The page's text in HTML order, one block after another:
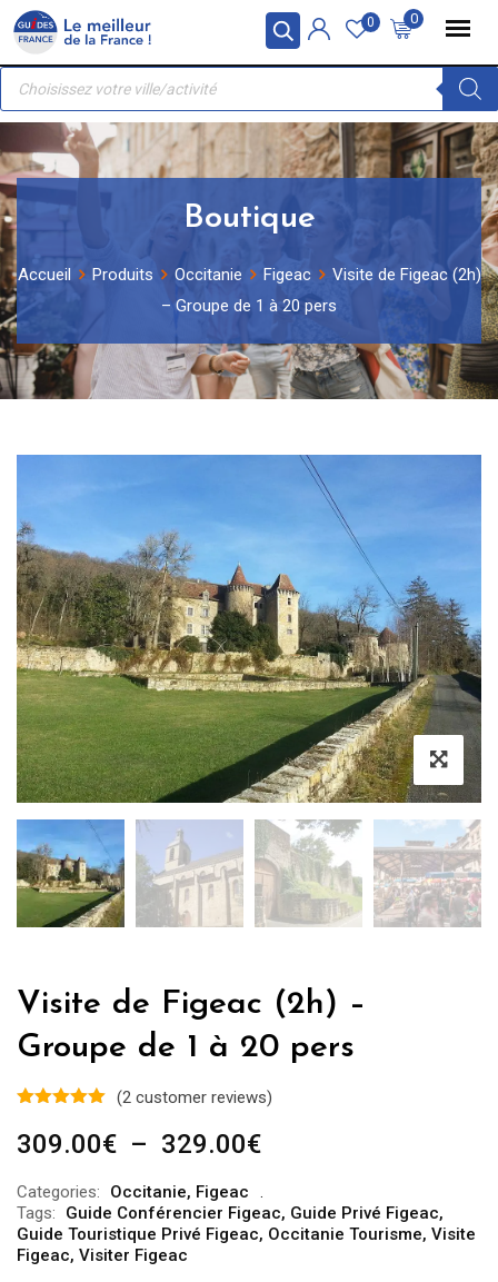
Panneau de gestion des cookies
Skip
content
0
0
Recherche
produits
Boutique
Accueil Produits Occitanie Figeac
Visite de Figeac (2h)
– Groupe de 1 à 20 pers
Visite de Figeac (2h) –
Groupe de 1 à 20 pers
(2 customer reviews)
309.00€ – 329.00€Plage
prix :
309.00€
Categories: Occitanie, Figeac
Tags:
Guide Conférencier Figeac, Guide Privé Figeac,
Guide Touristique Privé Figeac, Occitanie Tourisme, Visite
Figeac, Visiter Figeac